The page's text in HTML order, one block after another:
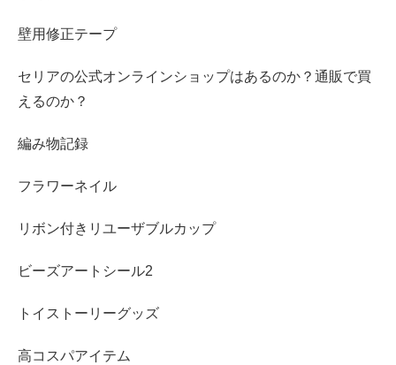
壁用修正テープ
セリアの公式オンラインショップはあるのか？通販で買
えるのか？
編み物記録
フラワーネイル
リボン付きリユーザブルカップ
ビーズアートシール2
トイストーリーグッズ
高コスパアイテム